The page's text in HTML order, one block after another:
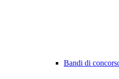
Bandi di